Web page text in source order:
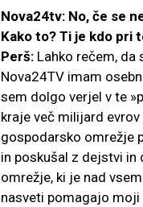
Nova24tv: No, če se
Kako to? Ti je kdo pri
Perš: Lahko rečem,
Nova24TV imam
sem dolgo verjel v te
kraje več milijard
gospodarsko omrežje
in poskušal z dejstvi in
omrežje, ki je nad
nasveti pomagajo moji